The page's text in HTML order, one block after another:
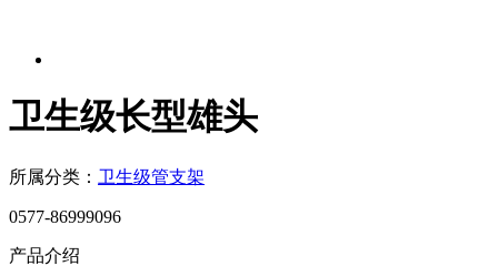
卫生级长型雄头
所属分类： 卫生级管支架
0577-86999096
产品介绍